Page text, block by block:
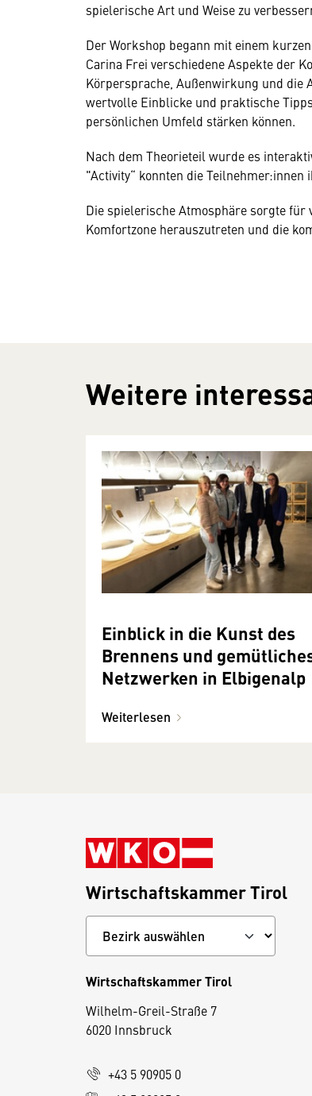
spielerische Art und Weise zu
Der Workshop begann mit einem
Carina Frei verschiedene Aspekte der
Körpersprache, Außenwirkung und die
wertvolle Einblicke und praktische
persönlichen Umfeld stärken können.
Nach dem Theorieteil wurde es
"Activity“ konnten die
Die spielerische Atmosphäre sorgte für
Komfortzone herauszutreten und die
Weitere
Einblick in die Kunst des
Brennens und
Netzwerken in Elbigenalp
Weiterlesen
Wirtschaftskammer Tirol
Wirtschaftskammer Tirol
Wilhelm-Greil-Straße 7
6020 Innsbruck
+43 5 90905 0